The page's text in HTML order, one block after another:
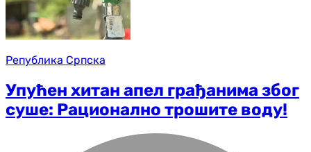
Република Српска
Упућен хитан апел грађанима због
суше: Рационално трошите воду!